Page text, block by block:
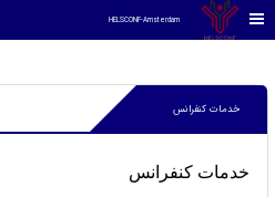
rgrgregerger
HELSCONF-Amsterdam
خدمات کنفرانس
خدمات کنفرانس